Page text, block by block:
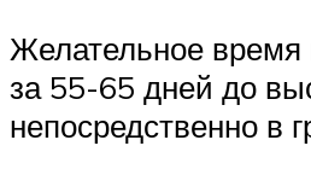
Желательное время
за 55-65 дней до
непосредственно в